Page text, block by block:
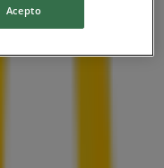
McDonald's
Acepto